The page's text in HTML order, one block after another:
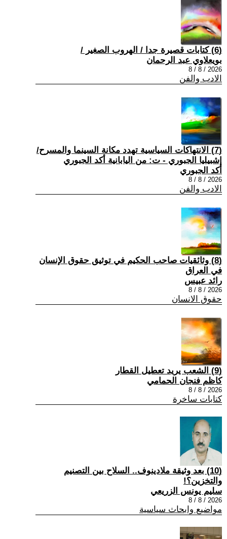
(6) كتابات قصيرة جدا / الهروب الصغير /
بويعلاوي عبد الرحمان
2026 / 8 / 8
الادب والفن
(7) الانتهاكات السياسية تهدد مكانة السينما والمسرح/
إشبيليا الجبوري - ت: من اليابانية أكد الجبوري
أكد الجبوري
2026 / 8 / 8
الادب والفن
(8) وثائقيات صاحب الحكيم في توثيق حقوق الإنسان
في العراق
رائد عبيس
2026 / 8 / 8
حقوق الانسان
(9) الشعب يريد تعطيل القطار
كاظم فنجان الحمامي
2026 / 8 / 8
كتابات ساخرة
(10) بعد وثيقة ملادينوف.. السلاح بين التصنيم
والتخزين؟!
سليم يونس الزريعي
2026 / 8 / 8
مواضيع وابحاث سياسية